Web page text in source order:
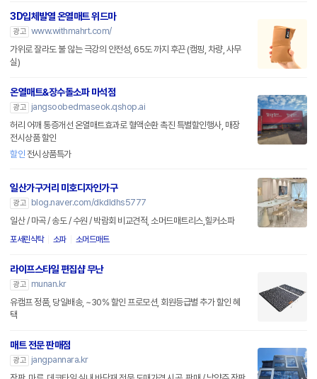
3D입체발열 온열매트 위드마
광고 www.withmahrt.com/
가위로 잘라도 불 않는 극강의 안전성, 65도 까지 후끈 (캠핑, 차량, 사무
실)
온열매트&장수돌소파 마석점
광고
jangsoobedmaseok.qshop.ai
허리 어깨 통증개선 온열매트효과로 혈액순환 촉진 특별할인행사, 매장
전시상품 할인
할인 전시상품특가
일산가구거리 미호디자인가구
광고
blog.naver.com/dkdldhs5777
일산 / 마곡 / 송도 / 수원 / 박람회 비교견적, 소머드매트리스,힐커소파
포세린식탁 소파 소머드매트
라이프스타일 편집샵 무난
광고
munan.kr
유캠프 정품, 당일배송, ~30% 할인 프로모션, 회원등급별 추가 할인 혜
택
매트 전문 판매점
광고
jangpannara.kr